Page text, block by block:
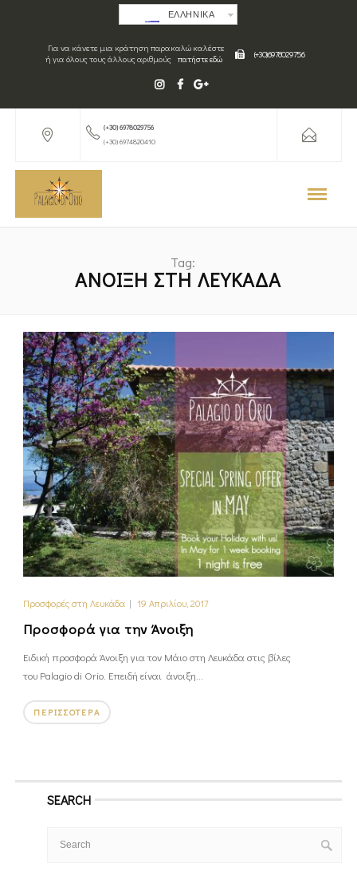
ΕΛΛΗΝΙΚΑ
Για να κάνετε μια κράτηση παρακαλώ καλέστε
ή για όλους τους άλλους αριθμούς
πατήστε εδώ (+30) 6978029756
(+30) 6978029756
(+30) 6974820410
Tag:
ΆΝΟΙΞΗ ΣΤΗ ΛΕΥΚΆΔΑ
Προσφορές στη Λευκάδα| 19 Απριλίου, 2017
Προσφορά για την Άνοιξη
Ειδική προσφορά Άνοιξη για τον Μάιο στη Λευκάδα στις βίλες
του Palagio di Orio. Επειδή είναι άνοιξη...
ΠΕΡΙΣΣΌΤΕΡΑ
SEARCH